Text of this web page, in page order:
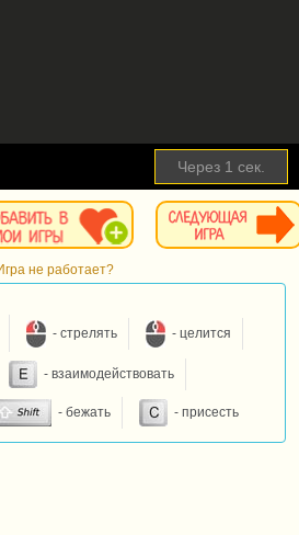
Через 1 сек.
не работает?
- стрелять - целится
- взаимодействовать
- бежать - присесть